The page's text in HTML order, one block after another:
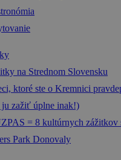
na Strednom Slovensku
ktoré ste o Kremnici
ju zažiť úplne inak!)
= 8 kultúrnych zážitkov
Park Donovaly